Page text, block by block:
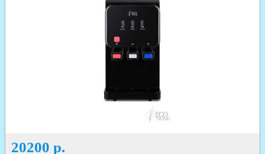
20200 р.